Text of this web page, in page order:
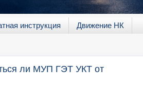
инструкция Движение НК
ли МУП ГЭТ УКТ от